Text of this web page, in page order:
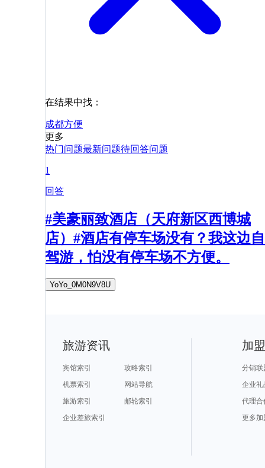
在结果中找：
成都方便
更多
热门问题最新问题待回答问题
1
回答
#美豪丽致酒店（天府新区西博城
店）#酒店有停车场没有？我这边自
驾游，怕没有停车场不方便。
YoYo_0M0N9V8U
旅游资讯
宾馆索引
攻略索引
机票索引
网站导航
旅游索引
邮轮索引
企业差旅索引
加
分销联
企业礼
代理合
更多加